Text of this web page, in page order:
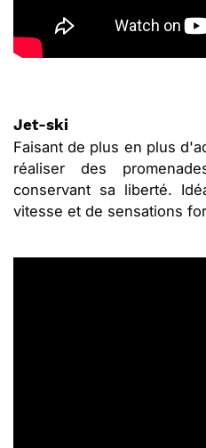
Jet-ski
Faisant de plus en plus
réaliser des
conservant sa liberté.
vitesse et de sensations